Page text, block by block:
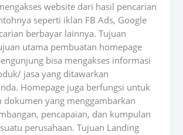
website dari hasil pencarian
seperti iklan FB Ads, Google
berbayar lainnya. Tujuan
utama pembuatan homepage
bisa mengakses informasi
jasa yang ditawarkan
Homepage juga berfungsi untuk
dokumen yang menggambarkan
pencapaian, dan kumpulan
perusahaan. Tujuan Landing